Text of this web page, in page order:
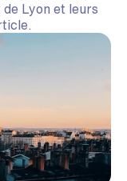
Lyon et leurs